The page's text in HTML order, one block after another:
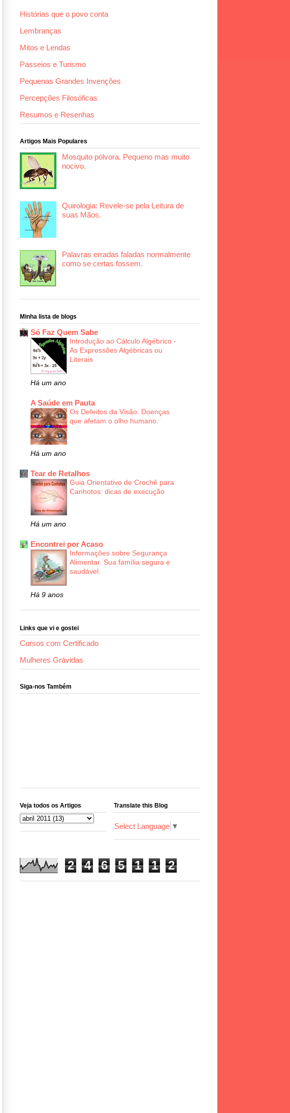
Histórias que o povo conta
Lembranças
Mitos e Lendas
Passeios e Turismo
Pequenas Grandes Invenções
Percepções Filosóficas
Resumos e Resenhas
Artigos Mais Populares
Mosquito pólvora. Pequeno mas muito
nocivo.
Quirologia: Revele-se pela Leitura de
suas Mãos.
Palavras erradas faladas normalmente
como se certas fossem.
Minha lista de blogs
Só Faz Quem Sabe
Introdução ao Cálculo Algébrico -
As Expressões Algébricas ou
Literais
Há um ano
A Saúde em Pauta
Os Defeitos da Visão. Doenças
que afetam o olho humano.
Há um ano
Tear de Retalhos
Guia Orientativo de Crochê para
Canhotos: dicas de execução
Há um ano
Encontrei por Acaso
Informações sobre Segurança
Alimentar. Sua família segura e
saudável.
Há 9 anos
Links que vi e gostei
Cursos com Certificado
Mulheres Grávidas
Siga-nos Também
Veja todos os Artigos Translate this Blog
Select Language ▼
2 4 6 5 1 1 2